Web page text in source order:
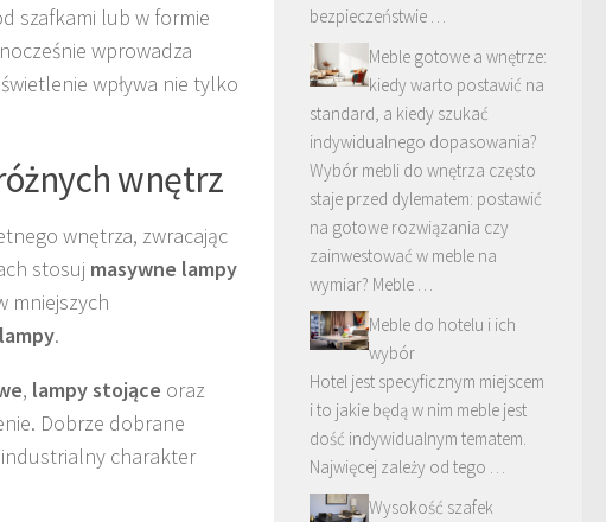
szafkami lub w formie
wprowadza
wpływa nie tylko
wnętrz
wnętrza, zwracając
stosuj masywne lampy
mniejszych
.
, lampy stojące oraz
Dobrze dobrane
charakter
bezpieczeństwie …
Meble gotowe a wnętrze:
kiedy warto postawić na
standard, a kiedy szukać
indywidualnego dopasowania?
Wybór mebli do wnętrza często
staje przed dylematem: postawić
na gotowe rozwiązania czy
zainwestować w meble na
wymiar? Meble …
Meble do hotelu i ich
wybór
Hotel jest specyficznym miejscem
i to jakie będą w nim meble jest
dość indywidualnym tematem.
Najwięcej zależy od tego …
Wysokość szafek